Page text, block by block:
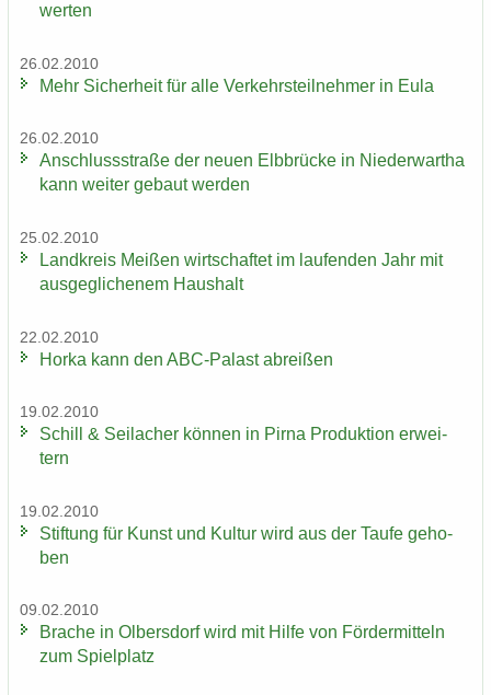
wer­ten
26.02.2010
Mehr Si­cher­heit für alle Ver­kehrs­teil­neh­mer in Eula
26.02.2010
An­schluss­stra­ße der neuen Elb­brü­cke in Nie­der­wartha
kann wei­ter ge­baut wer­den
25.02.2010
Land­kreis Mei­ßen wirt­schaf­tet im lau­fen­den Jahr mit
aus­ge­gli­che­nem Haus­halt
22.02.2010
Horka kann den ABC-​Palast ab­rei­ßen
19.02.2010
Schill & Seil­a­cher kön­nen in Pirna Pro­duk­ti­on er­wei­
tern
19.02.2010
Stif­tung für Kunst und Kul­tur wird aus der Taufe ge­ho­
ben
09.02.2010
Bra­che in Ol­bers­dorf wird mit Hilfe von För­der­mit­teln
zum Spiel­platz